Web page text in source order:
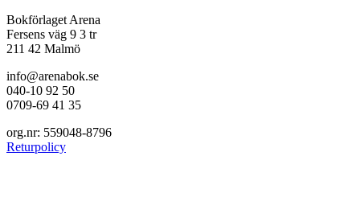
Bokförlaget Arena
Fersens väg 9 3 tr
211 42 Malmö
info@arenabok.se
040-10 92 50
0709-69 41 35
org.nr: 559048-8796
Returpolicy